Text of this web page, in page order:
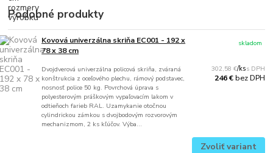
Podobné produkty
Kovová univerzálna skriňa EC001 - 192 x
78 x 38 cm
Dvojdverová univerzálna policová skriňa, zváraná
konštrukcia z oceľového plechu, rámový podstavec,
nosnosť police 50 kg. Povrchová úprava s
polyesterovým práškovým vypaľovacím lakom v
odtieňoch farieb RAL. Uzamykanie otočnou
cylindrickou zámkou s dvojbodovým rozvorovým
mechanizmom, 2 ks kľúčov. Výba...
302,58 €/ks
246 €bez DPH
skladom
Zvoliť variant